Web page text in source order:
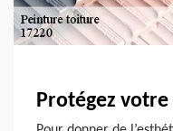
Protégez